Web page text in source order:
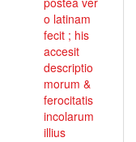
o latinam
fecit ; his
accesit
descriptio
morum &
ferocitatis
incolarum
illius